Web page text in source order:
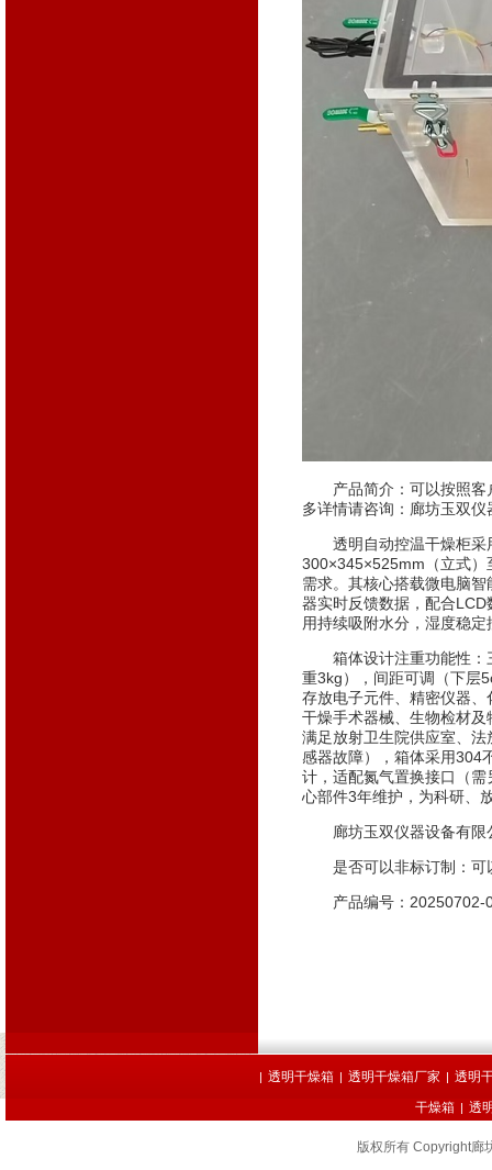
产品简介：可以按照客户
多详情请咨询：廊坊玉双
透明自动控温干燥柜采
300×345×525mm（立式
需求。其核心搭载微电脑
器实时反馈数据，配合
用持续吸附水分，湿度稳
箱体设计注重功能性：
重3kg），间距可调（下层
存放电子元件、精密仪器
干燥手术器械、生物检材
满足放射卫生院供应室、
感器故障），箱体采用304
计，适配氮气置换接口（
心部件3年维护，为科研、
廊坊玉双仪器设备有限
是否可以非标订制：可
产品编号：20250702-
版权所有 Copyright廊
| 透明干燥箱 | 透明干燥箱厂家 | 透明
干燥箱 | 透